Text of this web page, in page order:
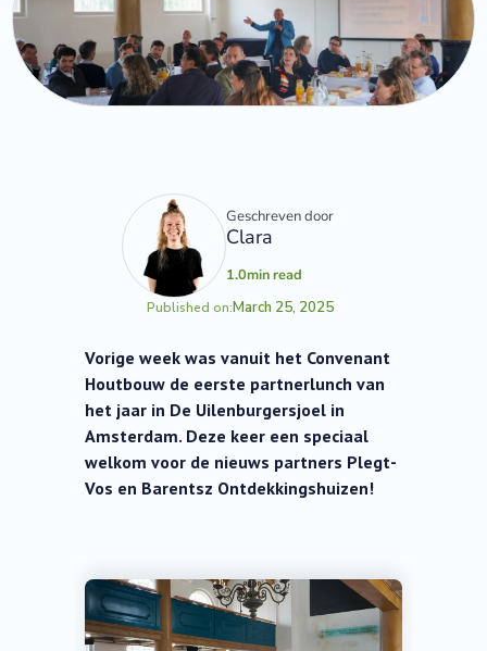
Geschreven door
Clara
1.0min read
Published on:March 25, 2025
Vorige week was vanuit het Convenant
Houtbouw de eerste partnerlunch van
het jaar in De Uilenburgersjoel in
Amsterdam. Deze keer een speciaal
welkom voor de nieuws partners Plegt-
Vos en Barentsz Ontdekkingshuizen!